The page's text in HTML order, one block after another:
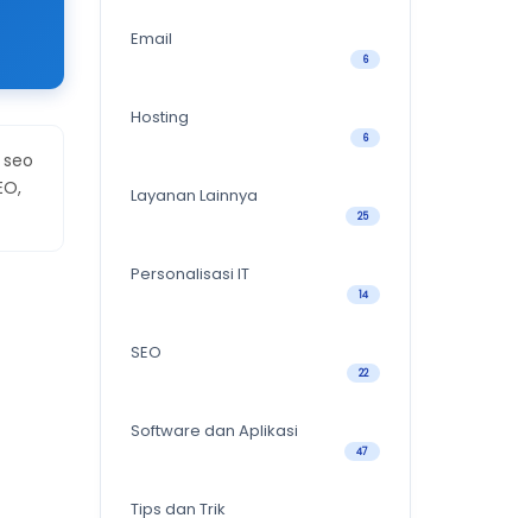
Email
6
Hosting
6
Layanan Lainnya
25
Personalisasi IT
14
SEO
22
Software dan Aplikasi
47
Tips dan Trik